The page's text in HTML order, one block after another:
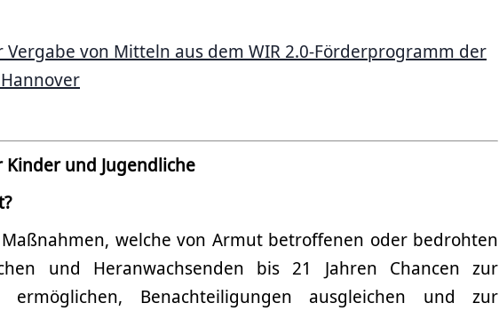
von Mitteln aus dem WIR 2.0-Förderprogramm der
und Jugendliche
welche von Armut betroffenen oder bedrohten
und Heranwachsenden bis 21 Jahren Chancen zur
ermöglichen, Benachteiligungen ausgleichen und zur